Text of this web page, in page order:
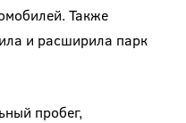
Также
и расширила парк
пробег,